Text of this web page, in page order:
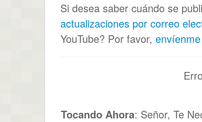
Si desea saber cuándo se
actualizaciones por correo
YouTube? Por favor,
Tocando Ahora: Señor, Te